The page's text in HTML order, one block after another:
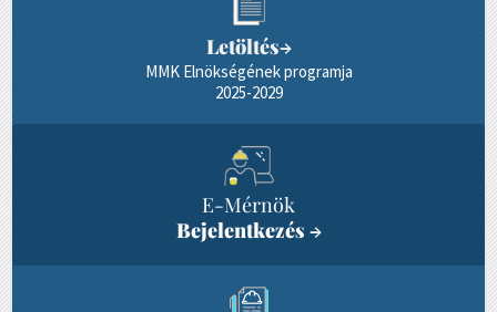
Letöltés→
MMK Elnökségének programja
2025-2029
E-Mérnök
Bejelentkezés →